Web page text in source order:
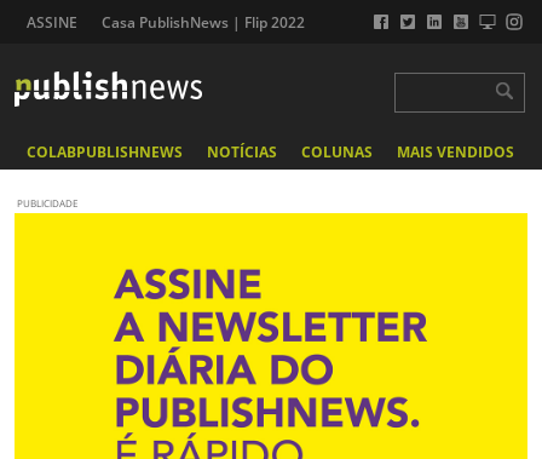
ASSINE Casa PublishNews | Flip 2022
COLABPUBLISHNEWS NOTÍCIAS COLUNAS MAIS VENDIDOS
PUBLICIDADE